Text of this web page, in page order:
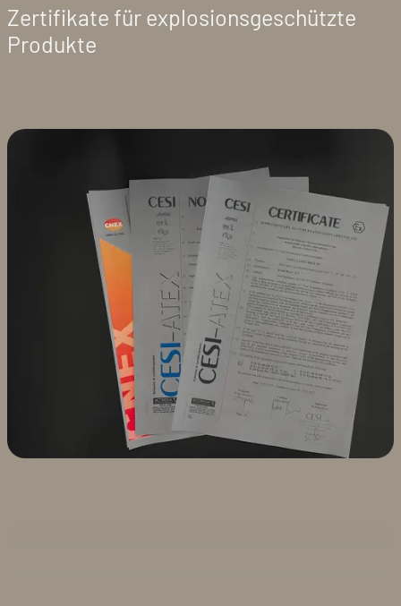
Zertifikate für explosionsgeschützte
Produkte